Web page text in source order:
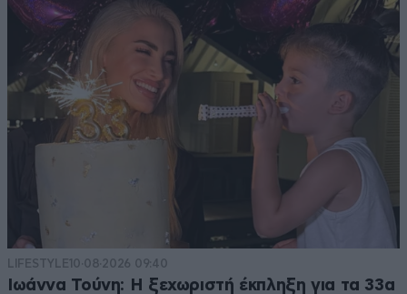
LIFESTYLE10·08·2026 09:40
Ιωάννα Τούνη: Η ξεχωριστή έκπληξη για τα 33α